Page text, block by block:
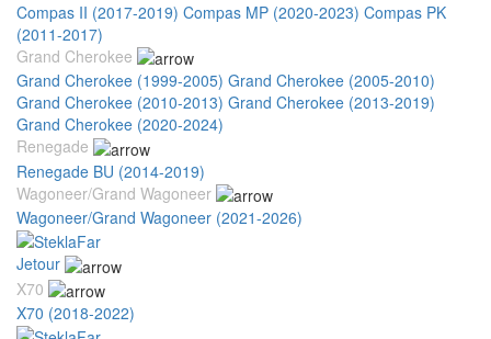
Compas II (2017-2019) Compas MP (2020-2023) Compas PK
(2011-2017)
Grand Cherokee
Grand Cherokee (1999-2005) Grand Cherokee (2005-2010)
Grand Cherokee (2010-2013) Grand Cherokee (2013-2019)
Grand Cherokee (2020-2024)
Renegade
Renegade BU (2014-2019)
Wagoneer/Grand Wagoneer
Wagoneer/Grand Wagoneer (2021-2026)
Jetour
X70
X70 (2018-2022)